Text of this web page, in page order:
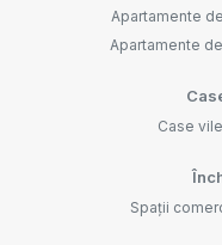
Apartamente
Apartamente
Case
Spații